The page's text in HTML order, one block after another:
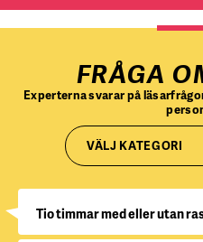
FRÅGA
Experterna svarar på
VÄLJ KATEGORI
Tio timmar med eller utan